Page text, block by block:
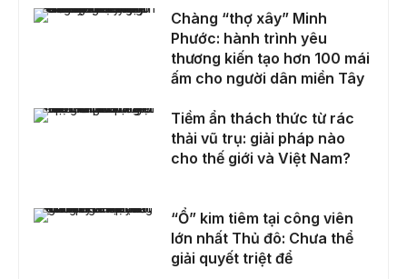
Chàng “thợ xây” Minh Phước: hành trình yêu thương kiến tạo hơn 100 mái ấm cho người dân miền Tây
Chàng “thợ xây” Minh
Phước: hành trình yêu
thương kiến tạo hơn 100 mái
ấm cho người dân miền Tây
Tiềm ẩn thách thức từ rác thải vũ trụ: giải pháp nào cho thế giới và Việt Nam?
Tiềm ẩn thách thức từ rác
thải vũ trụ: giải pháp nào
cho thế giới và Việt Nam?
“Ổ” kim tiêm tại công viên lớn nhất Thủ đô: Chưa thể giải quyết triệt để
“Ổ” kim tiêm tại công viên
lớn nhất Thủ đô: Chưa thể
giải quyết triệt để